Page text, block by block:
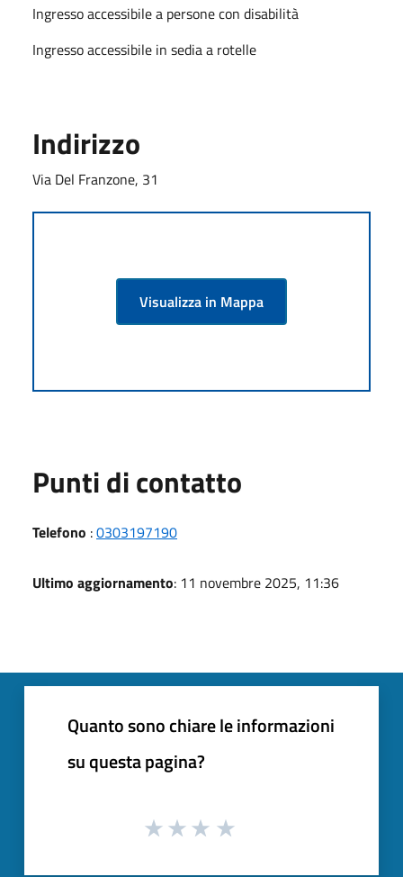
Ingresso accessibile a persone con disabilità
Ingresso accessibile in sedia a rotelle
Indirizzo
Via Del Franzone, 31
Visualizza in Mappa
Punti di contatto
Telefono :0303197190
Ultimo aggiornamento: 11 novembre 2025, 11:36
Quanto sono chiare le informazioni
su questa pagina?